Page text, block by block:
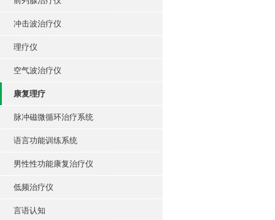
冲击波治疗仪
理疗仪
空气波治疗仪
康复理疗
脉冲磁微循环治疗系统
语言功能训练系统
男性性功能康复治疗仪
低频治疗仪
言语认知